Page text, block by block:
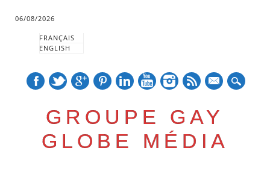
06/08/2026
FRANÇAIS
ENGLISH
GROUPE GAY
GLOBE MÉDIA